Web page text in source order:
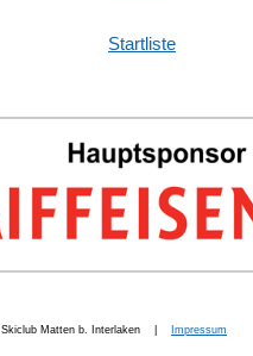
Startliste
Skiclub Matten b. Interlaken | Impressum